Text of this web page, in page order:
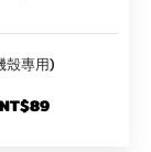
殼專用)